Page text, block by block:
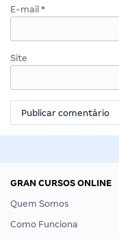
E-mail *
Site
GRAN CURSOS ONLINE
Quem Somos
Como Funciona